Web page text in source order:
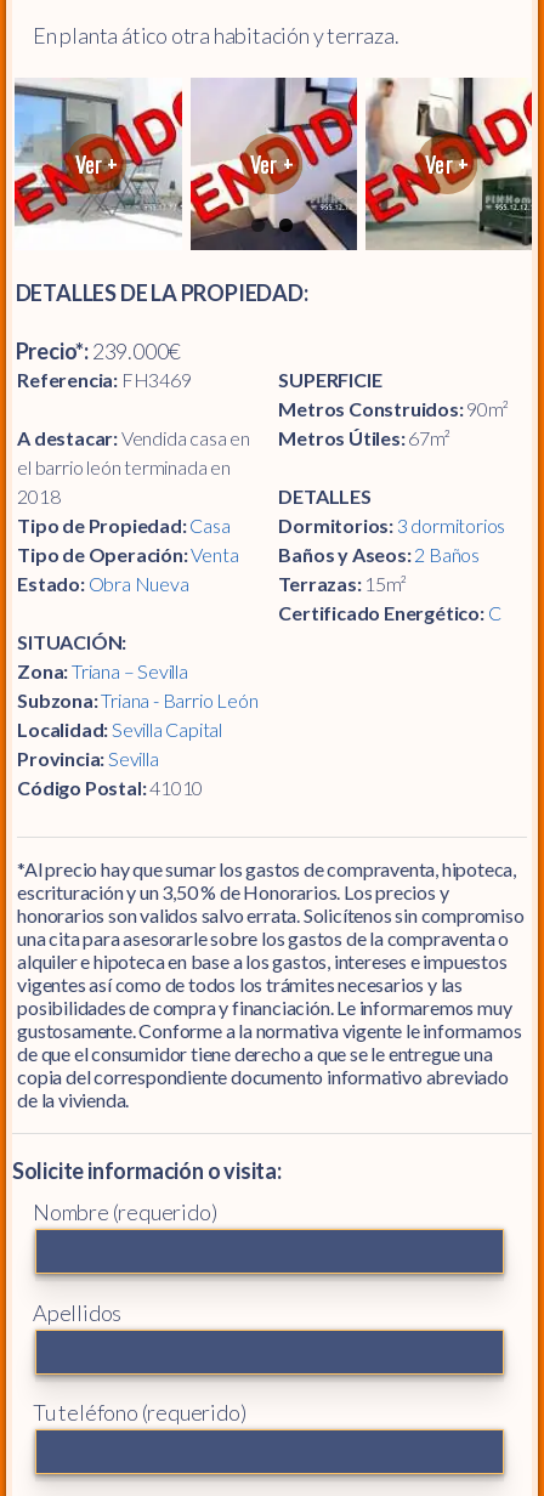
En planta ático otra habitación y terraza.
DETALLES DE LA PROPIEDAD:
Precio*:239.000€
Referencia:FH3469
A destacar:Vendida casa en
el barrio león terminada en
2018
Tipo de Propiedad:Casa
Tipo de Operación:Venta
Estado: Obra Nueva
SITUACIÓN:
Zona:Triana – Sevilla
Subzona:Triana - Barrio León
Localidad:Sevilla Capital
Provincia:Sevilla
Código Postal:41010
SUPERFICIE
Metros Construidos:90m²
Metros Útiles:67m²
DETALLES
Dormitorios: 3 dormitorios
Baños y Aseos:2 Baños
Terrazas:15m²
Certificado Energético: C
*Al precio hay que sumar los gastos de compraventa, hipoteca,
escrituración y un 3,50 % de Honorarios. Los precios y
honorarios son validos salvo errata. Solicítenos sin compromiso
una cita para asesorarle sobre los gastos de la compraventa o
alquiler e hipoteca en base a los gastos, intereses e impuestos
vigentes así como de todos los trámites necesarios y las
posibilidades de compra y financiación. Le informaremos muy
gustosamente. Conforme a la normativa vigente le informamos
de que el consumidor tiene derecho a que se le entregue una
copia del correspondiente documento informativo abreviado
de la vivienda.
Solicite información o visita:
Nombre (requerido)
Apellidos
Tu teléfono (requerido)